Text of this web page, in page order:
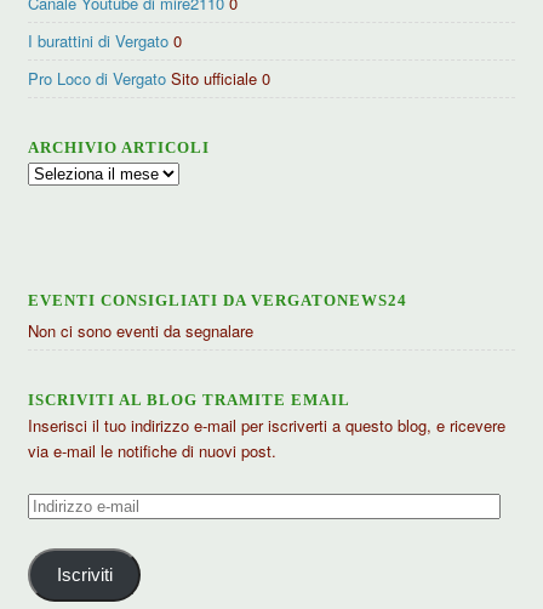
I burattini di Vergato 0
Pro Loco di Vergato Sito ufficiale 0
ARCHIVIO ARTICOLI
Archivio
EVENTI CONSIGLIATI DA VERGATONEWS24
Non ci sono eventi da segnalare
ISCRIVITI AL BLOG TRAMITE EMAIL
Inserisci il tuo indirizzo e-mail per iscriverti a questo blog, e ricevere
via e-mail le notifiche di nuovi post.
Indirizzo
mail
Iscriviti